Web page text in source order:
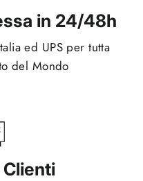
in 24/48h
ed UPS per tutta
del Mondo